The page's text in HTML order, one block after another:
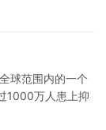
球范围内的一个
1000万人患上抑